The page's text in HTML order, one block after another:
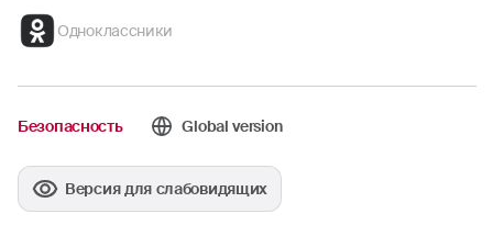
Одноклассники
Безопасность Global version
Версия для слабовидящих